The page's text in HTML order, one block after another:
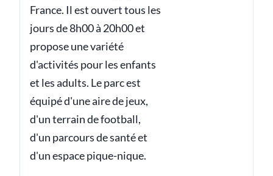
France. Il est ouvert tous les
jours de 8h00 à 20h00 et
propose une variété
d'activités pour les enfants
et les adults. Le parc est
équipé d'une aire de jeux,
d'un terrain de football,
d'un parcours de santé et
d'un espace pique-nique.